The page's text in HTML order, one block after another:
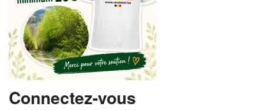
MOT DE PASSE OUBLIÉ
Connectez-vous